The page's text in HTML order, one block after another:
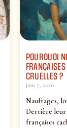
POURQUOI
CRUELLES ?
juin 7, 2026
Naufrages,
Derrière leur
françaises